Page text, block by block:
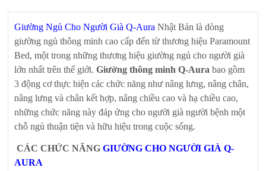
Giường Ngủ Cho Người Già Q-Aura Nhật Bản là dòng
giường ngủ thông minh cao cấp đến từ thương hiệu Paramount
Bed, một trong những thương hiệu giường ngủ cho người già
lớn nhất trên thế giới.Giường thông minh Q-Aura bao gồm
3 động cơ thực hiện các chức năng như nâng lưng, nâng chân,
nâng lưng và chân kết hợp, nâng chiều cao và hạ chiều cao,
những chức năng này đáp ứng cho người già người bệnh một
chỗ ngủ thuận tiện và hữu hiệu trong cuộc sống.
CÁC CHỨC NĂNGGIƯỜNG CHO NGƯỜI GIÀ Q-
AURA